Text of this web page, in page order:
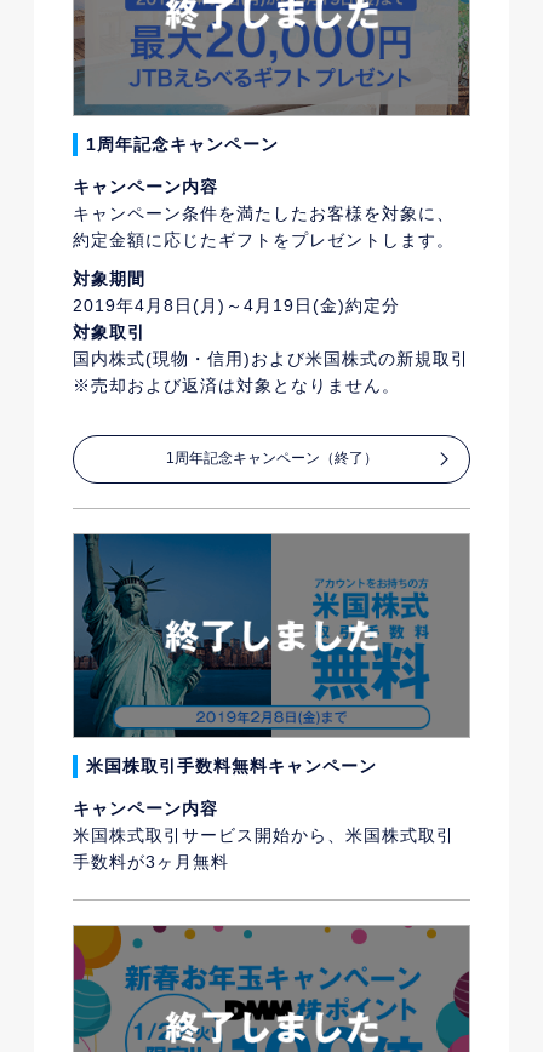
1周年記念キャンペーン
キャンペーン内容
キャンペーン条件を満たしたお客様を対象に、
約定金額に応じたギフトをプレゼントします。
対象期間
2019年4月8日(月)～4月19日(金)約定分
対象取引
国内株式(現物・信用)および米国株式の新規取引
※売却および返済は対象となりません。
1周年記念キャンペーン（終了）
米国株取引手数料無料キャンペーン
キャンペーン内容
米国株式取引サービス開始から、米国株式取引
手数料が3ヶ月無料